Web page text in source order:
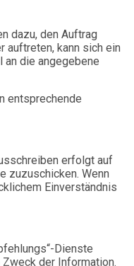
dazu, den Auftrag
auftreten, kann sich ein
an die angegebene
entsprechende
erfolgt auf
zuzuschicken. Wenn
Einverständnis
Dienste
der Information.